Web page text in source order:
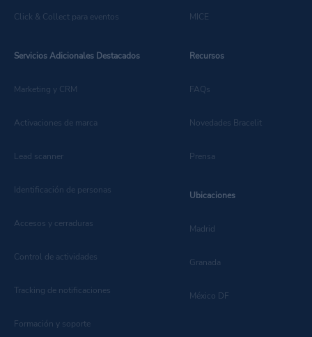
Click & Collect para eventos
Servicios Adicionales Destacados
Marketing y CRM
Activaciones de marca
Lead scanner
Identificación de personas
Accesos y cerraduras
Control de actividades
Tracking de notificaciones
Formación y soporte
MICE
Recursos
FAQs
Novedades Bracelit
Prensa
Ubicaciones
Madrid
Granada
México DF